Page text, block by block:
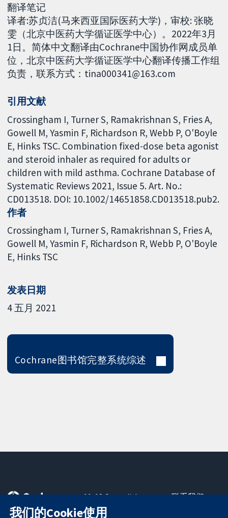
翻译笔记
译者:苏贞洁(马来西亚国际医药大学)，审校: 张晓
雯（北京中医药大学循证医学中心）。2022年3月
1日。简体中文翻译由Cochrane中国协作网成员单
位，北京中医药大学循证医学中心翻译传播工作组
负责，联系方式：tina000341@163.com
引用文献
Crossingham I, Turner S, Ramakrishnan S, Fries A,
Gowell M, Yasmin F, Richardson R, Webb P, O'Boyle
E, Hinks TSC. Combination fixed-dose beta agonist
and steroid inhaler as required for adults or
children with mild asthma. Cochrane Database of
Systematic Reviews 2021, Issue 5. Art. No.:
CD013518. DOI: 10.1002/14651858.CD013518.pub2.
作者
Crossingham I Turner S Ramakrishnan S Fries A
Gowell M Yasmin F Richardson R Webb P O'Boyle
E Hinks TSC
发表日期
4 五月 2021
Cochrane图书馆完整系统综述
11-13 Cavendish
Square
联系我们
我们的Cookie使用